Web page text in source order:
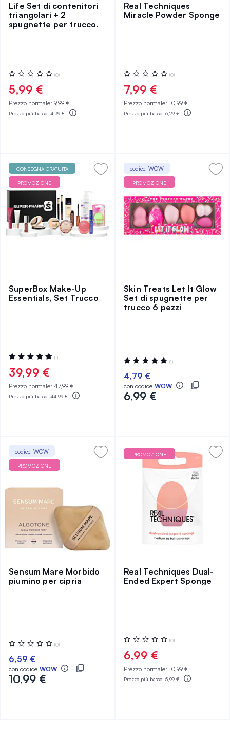
Life Set di contenitori
triangolari + 2
spugnette per trucco.
Valutazione:
0%
(0)
5,99 €
Prezzo normale: 9,99 €
Prezzo più basso: 4,39 €
Real Techniques
Miracle Powder Sponge
Valutazione:
0%
(0)
7,99 €
Prezzo normale: 10,99 €
Prezzo più basso: 6,29 €
CONSEGNA GRATUITA
PROMOZIONE
SuperBox Make-Up
Essentials, Set Trucco
Valutazione:
100%
(1)
39,99 €
Prezzo normale: 47,99 €
Prezzo più basso: 44,99 €
codice: WOW
PROMOZIONE
Skin Treats Let It Glow
Set di spugnette per
trucco 6 pezzi
Valutazione:
100%
(1)
4,79 €
con codice WOW
6,99 €
codice: WOW
PROMOZIONE
Sensum Mare Morbido
piumino per cipria
Valutazione:
0%
(0)
6,59 €
con codice WOW
10,99 €
PROMOZIONE
Real Techniques Dual-
Ended Expert Sponge
Valutazione:
0%
(0)
6,99 €
Prezzo normale: 10,99 €
Prezzo più basso: 5,99 €